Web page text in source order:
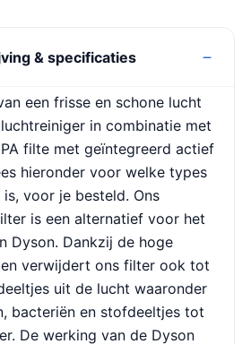
& specificaties
een frisse en schone lucht
in combinatie met
filte met geïntegreerd actief
hieronder voor welke types
voor je besteld. Ons
is een alternatief voor het
Dyson. Dankzij de hoge
verwijdert ons filter ook tot
uit de lucht waaronder
bacteriën en stofdeeltjes tot
De werking van de Dyson